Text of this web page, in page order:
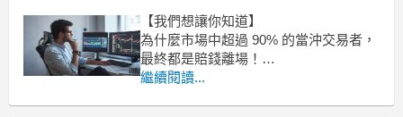
【我們想讓你知道】
為什麼市場中超過 90% 的當沖交易者，
最終都是賠錢離場！
問問自己：你如何規劃你的資金配置？
繼續閱讀...